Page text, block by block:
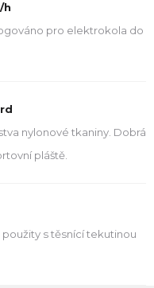
h
pro elektrokola do
nylonové tkaniny. Dobrá
pláště.
s těsnící tekutinou